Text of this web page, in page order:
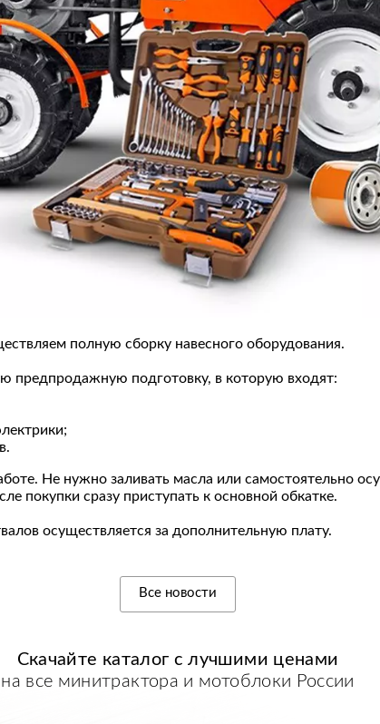
полную сборку навесного оборудования.
предпродажную подготовку, в которую входят:
Не нужно заливать масла или самостоятельно
покупки сразу приступать к основной обкатке.
осуществляется за дополнительную плату.
Все новости
Скачайте каталог случшими ценами
на все минитрактора и мотоблоки России